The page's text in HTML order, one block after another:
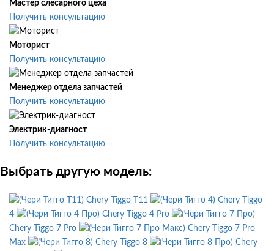
Мастер слесарного цеха
Получить консультацию
Моторист
Получить консультацию
Менеджер отдела запчастей
Получить консультацию
Электрик-диагност
Получить консультацию
Выбрать другую модель:
Chery Tiggo T11
Chery Tiggo
4
Chery Tiggo 4 Pro
Chery Tiggo 7 Pro
Chery Tiggo 7 Pro
Max
Chery Tiggo 8
Chery